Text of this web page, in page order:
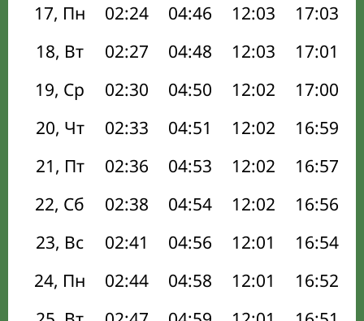
17, Пн
02:24 04:46 12:03 17:03
18, Вт
02:27 04:48 12:03 17:01
19, Ср
02:30 04:50 12:02 17:00
20, Чт
02:33 04:51 12:02 16:59
21, Пт
02:36 04:53 12:02 16:57
22, Сб
02:38 04:54 12:02 16:56
23, Вс
02:41 04:56 12:01 16:54
24, Пн
02:44 04:58 12:01 16:52